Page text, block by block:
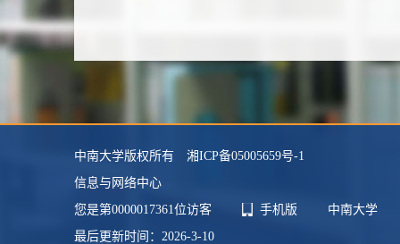
中南大学版权所有 湘ICP备05005659号-1
信息与网络中心
您是第0000017361位访客 手机版
中南大学
最后更新时间： 2026-3-10